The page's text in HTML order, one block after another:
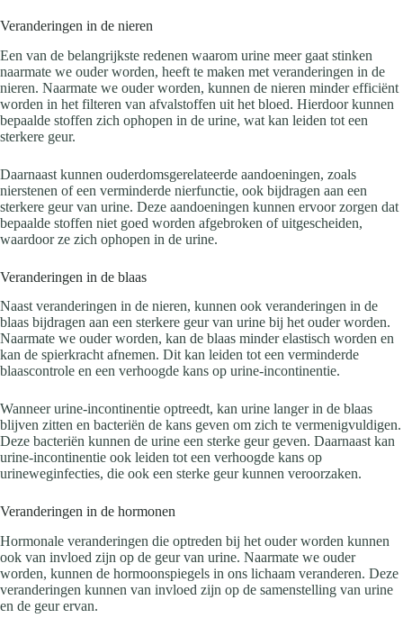
Veranderingen in de nieren
Een van de belangrijkste redenen waarom urine meer gaat stinken
naarmate we ouder worden, heeft te maken met veranderingen in de
nieren. Naarmate we ouder worden, kunnen de nieren minder efficiënt
worden in het filteren van afvalstoffen uit het bloed. Hierdoor kunnen
bepaalde stoffen zich ophopen in de urine, wat kan leiden tot een
sterkere geur.
Daarnaast kunnen ouderdomsgerelateerde aandoeningen, zoals
nierstenen of een verminderde nierfunctie, ook bijdragen aan een
sterkere geur van urine. Deze aandoeningen kunnen ervoor zorgen dat
bepaalde stoffen niet goed worden afgebroken of uitgescheiden,
waardoor ze zich ophopen in de urine.
Veranderingen in de blaas
Naast veranderingen in de nieren, kunnen ook veranderingen in de
blaas bijdragen aan een sterkere geur van urine bij het ouder worden.
Naarmate we ouder worden, kan de blaas minder elastisch worden en
kan de spierkracht afnemen. Dit kan leiden tot een verminderde
blaascontrole en een verhoogde kans op urine-incontinentie.
Wanneer urine-incontinentie optreedt, kan urine langer in de blaas
blijven zitten en bacteriën de kans geven om zich te vermenigvuldigen.
Deze bacteriën kunnen de urine een sterke geur geven. Daarnaast kan
urine-incontinentie ook leiden tot een verhoogde kans op
urineweginfecties, die ook een sterke geur kunnen veroorzaken.
Veranderingen in de hormonen
Hormonale veranderingen die optreden bij het ouder worden kunnen
ook van invloed zijn op de geur van urine. Naarmate we ouder
worden, kunnen de hormoonspiegels in ons lichaam veranderen. Deze
veranderingen kunnen van invloed zijn op de samenstelling van urine
en de geur ervan.